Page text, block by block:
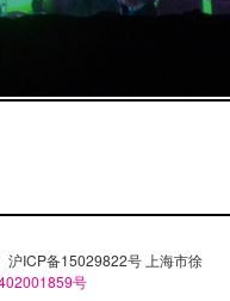
ICP备15029822号 上海市徐
号